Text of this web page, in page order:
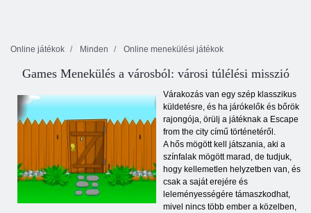
Online játékok Minden Online menekülési játékok
Games Menekülés a városból: városi túlélési misszió
Várakozás van egy szép klasszikus
küldetésre, és ha járókelők és bőrök
rajongója, örülj a játéknak a Escape
from the city című történetéről.
A hős mögött kell játszania, aki a
színfalak mögött marad, de tudjuk,
hogy kellemetlen helyzetben van, és
csak a saját erejére és
leleményességére támaszkodhat,
mivel nincs több ember a közelben,